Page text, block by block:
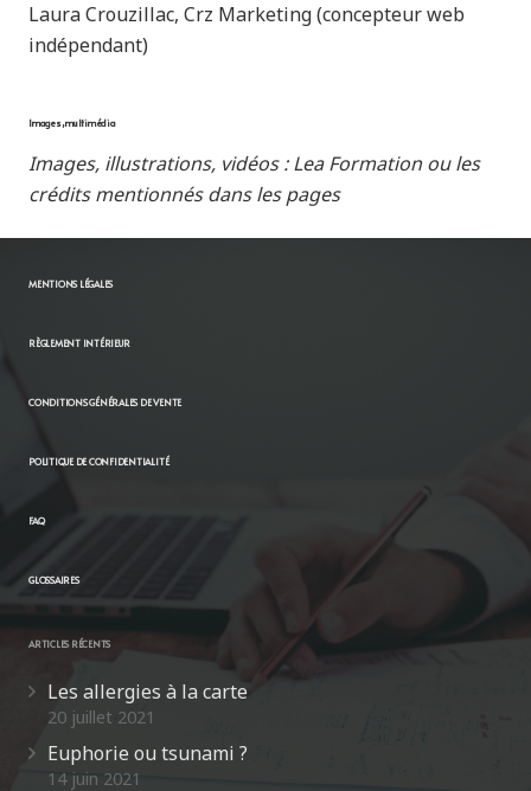
Laura Crouzillac, Crz Marketing (concepteur web
indépendant)
Images, multimédia
Images, illustrations, vidéos : Lea Formation ou les
crédits mentionnés dans les pages
MENTIONS LÉGALES
RÈGLEMENT INTÉRIEUR
CONDITIONS GÉNÉRALES DE VENTE
POLITIQUE DE CONFIDENTIALITÉ
FAQ
GLOSSAIRES
ARTICLES RÉCENTS
Les allergies à la carte
20 juillet 2021
Euphorie ou tsunami ?
14 juin 2021